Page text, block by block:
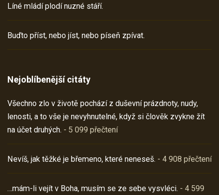
Líné mládí plodí nuzné stáří.
Buďto příst, nebo jíst, nebo píseň zpívat.
Nejoblíbenější citáty
Všechno zlo v životě pochází z duševní prázdnoty, nudy,
lenosti, a to vše je nevyhnutelné, když si člověk zvykne žít
na účet druhých. - 5 099 přečtení
Nevíš, jak těžké je břemeno, které neneseš. - 4 908 přečtení
…mám-li vejít v Boha, musím se ze sebe vysvléci. - 4 599